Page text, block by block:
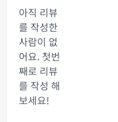
아직 리뷰
를 작성한
사람이 없
어요. 첫번
째로 리뷰
를 작성 해
보세요!